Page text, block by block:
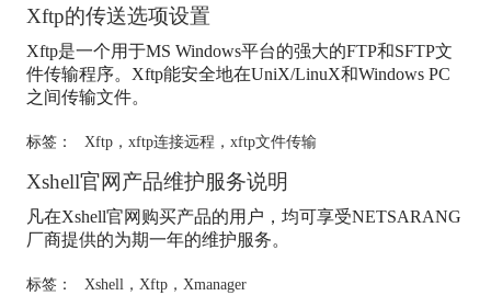
Xftp的传送选项设置
Xftp是一个用于MS Windows平台的强大的FTP和SFTP文
件传输程序。 Xftp能安全地在UniX/LinuX和Windows PC
之间传输文件。
标签： Xftp， xftp连接远程 ， xftp文件传输
Xshell官网产品维护服务说明
凡在Xshell官网购买产品的用户，均可享受NETSARANG
厂商提供的为期一年的维护服务。
标签： Xshell ， Xftp， Xmanager